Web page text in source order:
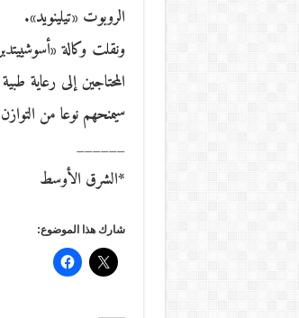
الروبوت «تيلينويد».
ونقلت وكالة
المحتاجين إلى رعاية
سيمنحهم نوعا من
______
*الشرق الأوسط
شارك هذا الموضوع: